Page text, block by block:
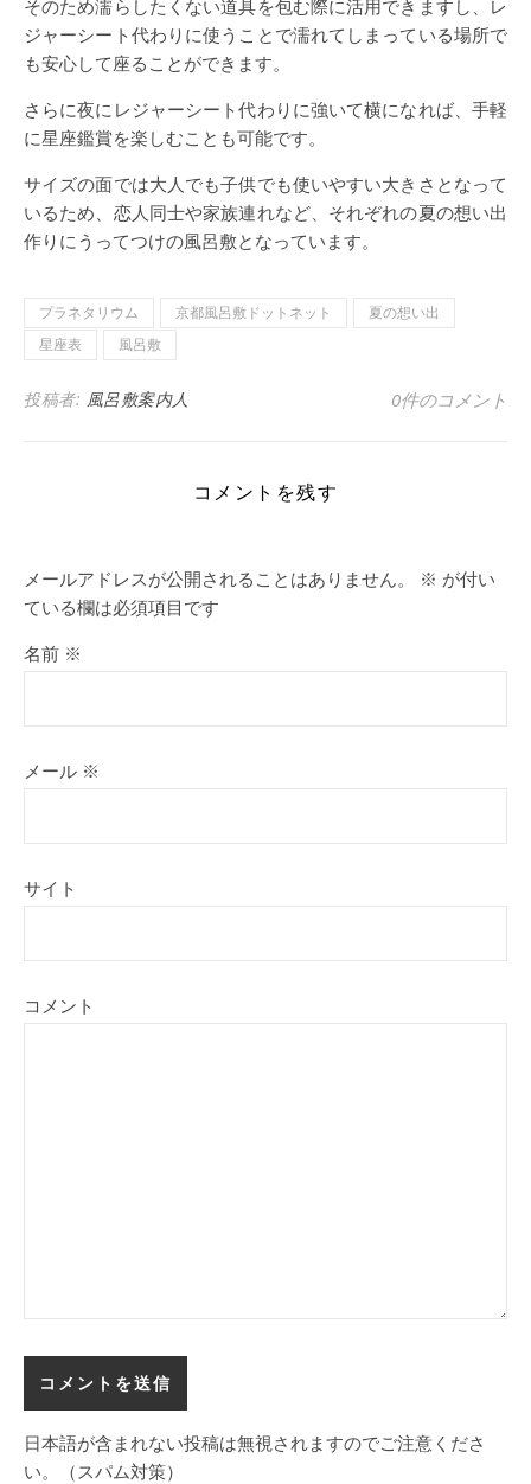
そのため濡らしたくない道具を包む際に活用できますし、レ
ジャーシート代わりに使うことで濡れてしまっている場所で
も安心して座ることができます。
さらに夜にレジャーシート代わりに強いて横になれば、手軽
に星座鑑賞を楽しむことも可能です。
サイズの面では大人でも子供でも使いやすい大きさとなって
いるため、恋人同士や家族連れなど、それぞれの夏の想い出
作りにうってつけの風呂敷となっています。
プラネタリウム 京都風呂敷ドットネット
夏の想い出
星座表
風呂敷
投稿者: 風呂敷案内人 0件のコメント
コメントを残す
メールアドレスが公開されることはありません。 ※ が付い
ている欄は必須項目です
名前 ※
メール ※
サイト
コメント
日本語が含まれない投稿は無視されますのでご注意くださ
い。（スパム対策）